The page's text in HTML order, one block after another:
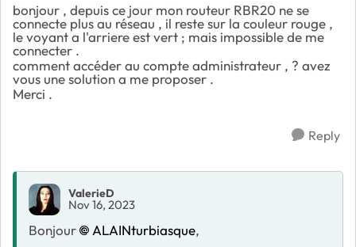
bonjour , depuis ce jour mon routeur RBR20 ne se
connecte plus au réseau , il reste sur la couleur rouge ,
le voyant a l'arriere est vert ; mais impossible de me
connecter .
comment accéder au compte administrateur , ? avez
vous une solution a me proposer .
Merci .
Reply
ValerieD
Nov 16, 2023
Bonjour ALAINturbiasque,